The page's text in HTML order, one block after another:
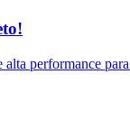
performance